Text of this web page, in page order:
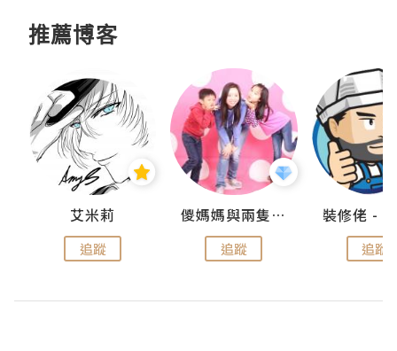
推薦博客
艾米莉
追蹤
儍媽媽與兩隻小魔怪之家
追蹤 追蹤